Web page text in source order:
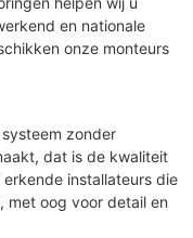
en nationale
onze monteurs
zonder
dat is de kwaliteit
installateurs die
met oog voor detail en